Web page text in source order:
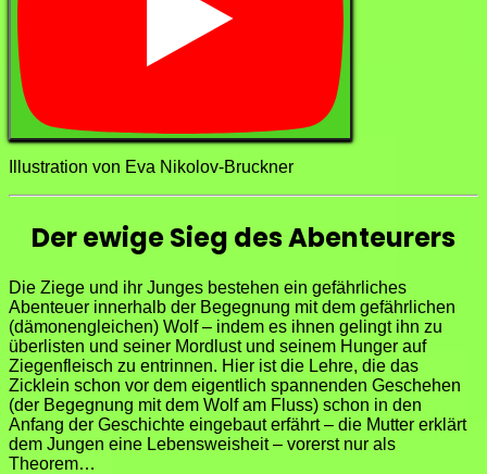
Illustration von Eva Nikolov-Bruckner
Der ewige Sieg des Abenteurers
Die Ziege und ihr Junges bestehen ein gefährliches
Abenteuer innerhalb der Begegnung mit dem gefährlichen
(dämonengleichen) Wolf – indem es ihnen gelingt ihn zu
überlisten und seiner Mordlust und seinem Hunger auf
Ziegenfleisch zu entrinnen. Hier ist die Lehre, die das
Zicklein schon vor dem eigentlich spannenden Geschehen
(der Begegnung mit dem Wolf am Fluss) schon in den
Anfang der Geschichte eingebaut erfährt – die Mutter erklärt
dem Jungen eine Lebensweisheit – vorerst nur als
Theorem…